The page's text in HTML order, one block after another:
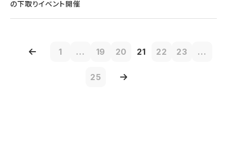
の下取りイベント開催
1 ... 19 20 21 22 23 ...
25